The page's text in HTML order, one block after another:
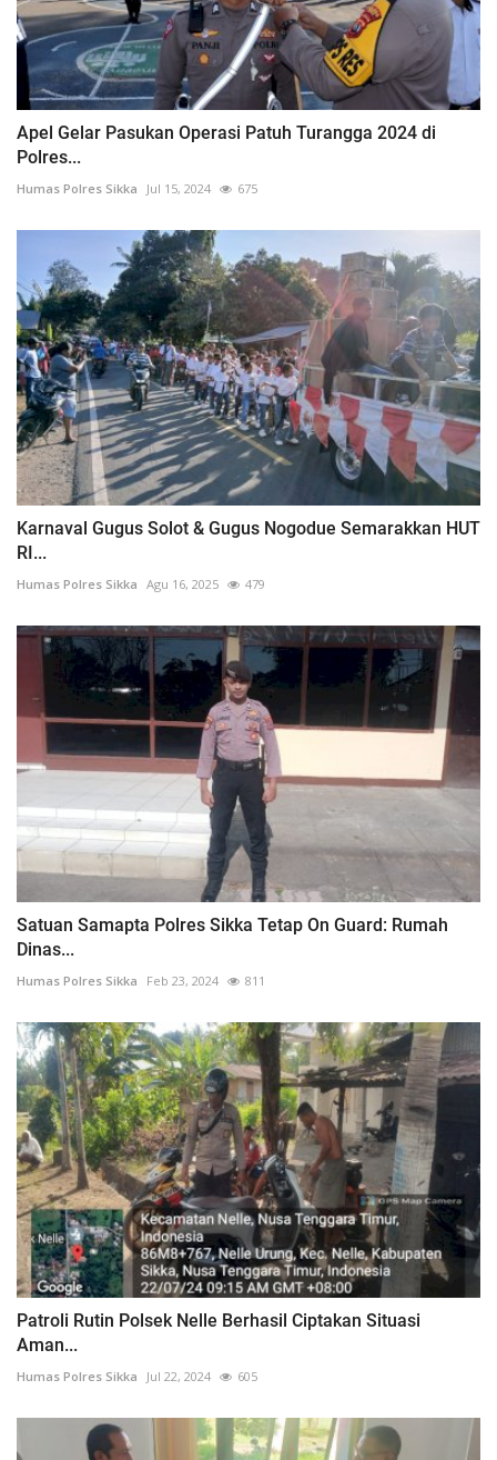
Apel Gelar Pasukan Operasi Patuh Turangga 2024 di
Polres...
Humas Polres Sikka Jul 15, 2024 675
Karnaval Gugus Solot & Gugus Nogodue Semarakkan HUT
RI...
Humas Polres Sikka Agu 16, 2025 479
Satuan Samapta Polres Sikka Tetap On Guard: Rumah
Dinas...
Humas Polres Sikka Feb 23, 2024 811
Patroli Rutin Polsek Nelle Berhasil Ciptakan Situasi
Aman...
Humas Polres Sikka Jul 22, 2024 605